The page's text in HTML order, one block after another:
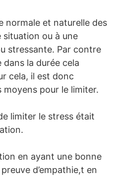
normale et naturelle des
situation ou à une
stressante. Par contre
dans la durée cela
cela, il est donc
pour le limiter.
limiter le stress était
en ayant une bonne
d’empathie,t en